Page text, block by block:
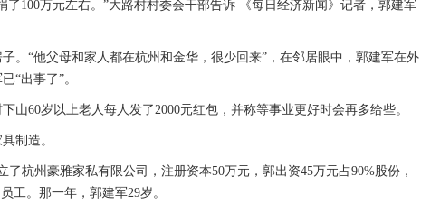
100万元左右。”大路村村委会干部告诉 《每日经济新闻》记者，郭建军
。“他父母和家人都在杭州和金华，很少回来”，在邻居眼中，郭建军在外
“出事了”。
60岁以上老人每人发了2000元红包，并称等事业更好时会再多给些。
制造。
杭州豪雅家私有限公司，注册资本50万元，郭出资45万元占90%股份，
工。那一年，郭建军29岁。